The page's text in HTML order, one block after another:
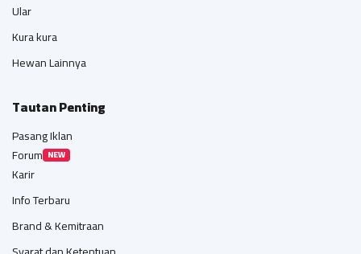
Ular
Kura kura
Hewan Lainnya
Tautan Penting
Pasang Iklan
Forum NEW
Karir
Info Terbaru
Brand & Kemitraan